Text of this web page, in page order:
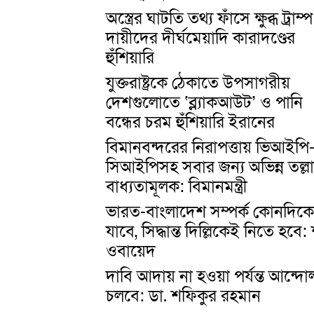
অস্ত্রের ঘাটতি তথ্য ফাঁসে ক্ষুব্ধ
দায়ীদের দীর্ঘমেয়াদি কারাদণ্ডের
হুঁশিয়ারি
যুক্তরাষ্ট্রকে ঠেকাতে উপসাগরীয়
দেশগুলোতে ‘ব্ল্যাকআউট’ ও পানি
বন্ধের চরম হুঁশিয়ারি ইরানের
বিমানবন্দরের নিরাপত্তায় ভিআইপি-
সিআইপিসহ সবার জন্য অভিন্ন
বাধ্যতামূলক: বিমানমন্ত্রী
ভারত-বাংলাদেশ সম্পর্ক কোনদিকে
যাবে, সিদ্ধান্ত দিল্লিকেই নিতে হবে:
ওবায়েদ
দাবি আদায় না হওয়া পর্যন্ত
চলবে: ডা. শফিকুর রহমান